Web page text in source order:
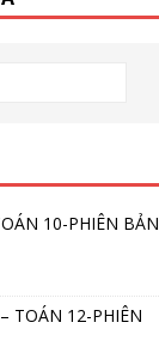
10-PHIÊN BẢN
TOÁN 12-PHIÊN